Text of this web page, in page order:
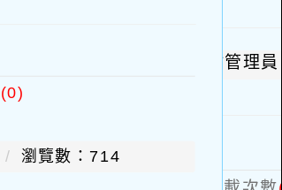
(0)
瀏覽數：714